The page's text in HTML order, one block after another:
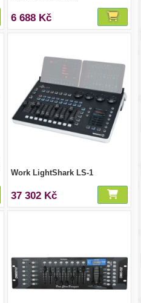
6 688 Kč
Work LightShark LS-1
37 302 Kč